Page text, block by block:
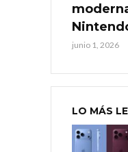
junio 1, 2026
LO MÁS